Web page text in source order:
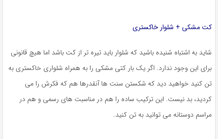
کت مشکی + شلوار خاکستری
شاید به اشتباه شنیده باشید که شلوار باید تیره تر از کت باشد اما هیچ قانونی
برای این وجود ندارد. اگر یک بار کتی مشکی را به همراه شلواری خاکستری به
تن کنید خواهید دید که شکستن سنت ها آنقدرها هم که فکرش را می
کردید، بد نیست. این ترکیب ساده را هم در مناسبت های رسمی و هم در
مراسم دوستانه می توانید به تن کنید.